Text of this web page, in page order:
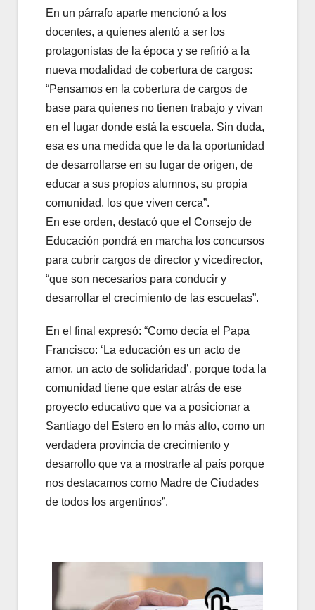
En un párrafo aparte mencionó a los
docentes, a quienes alentó a ser los
protagonistas de la época y se refirió a la
nueva modalidad de cobertura de cargos:
“Pensamos en la cobertura de cargos de
base para quienes no tienen trabajo y vivan
en el lugar donde está la escuela. Sin duda,
esa es una medida que le da la oportunidad
de desarrollarse en su lugar de origen, de
educar a sus propios alumnos, su propia
comunidad, los que viven cerca”.
En ese orden, destacó que el Consejo de
Educación pondrá en marcha los concursos
para cubrir cargos de director y vicedirector,
“que son necesarios para conducir y
desarrollar el crecimiento de las escuelas”.
En el final expresó: “Como decía el Papa
Francisco: ‘La educación es un acto de
amor, un acto de solidaridad’, porque toda la
comunidad tiene que estar atrás de ese
proyecto educativo que va a posicionar a
Santiago del Estero en lo más alto, como un
verdadera provincia de crecimiento y
desarrollo que va a mostrarle al país porque
nos destacamos como Madre de Ciudades
de todos los argentinos”.